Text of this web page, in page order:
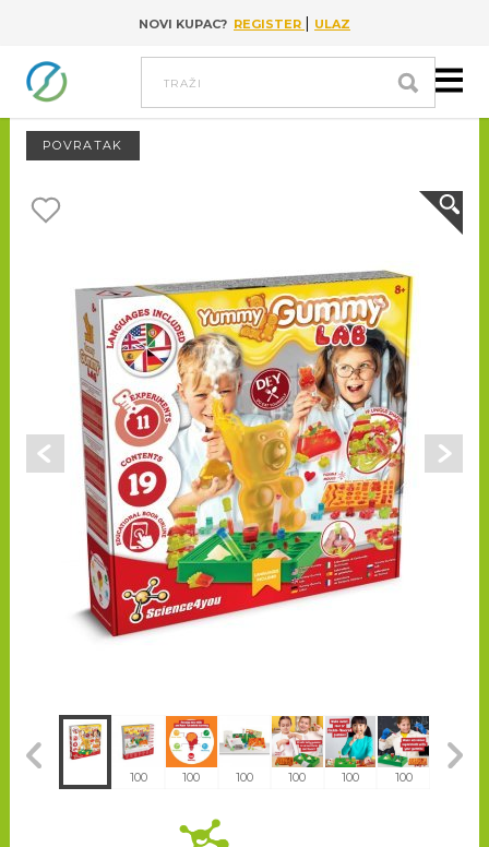
Go to contentNOVI KUPAC? REGISTER | ULAZ
Traži
POVRATAK
100 100 100 100 100 100